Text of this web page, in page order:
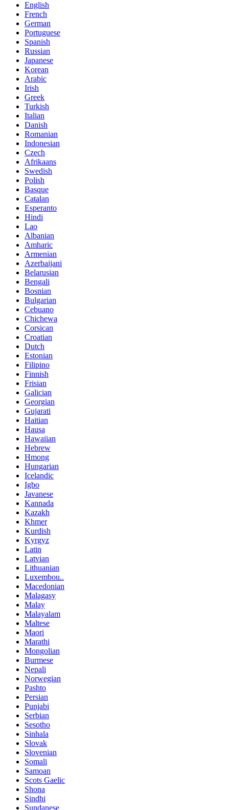
English
French
German
Portuguese
Spanish
Russian
Japanese
Korean
Arabic
Irish
Greek
Turkish
Italian
Danish
Romanian
Indonesian
Czech
Afrikaans
Swedish
Polish
Basque
Catalan
Esperanto
Hindi
Lao
Albanian
Amharic
Armenian
Azerbaijani
Belarusian
Bengali
Bosnian
Bulgarian
Cebuano
Chichewa
Corsican
Croatian
Dutch
Estonian
Filipino
Finnish
Frisian
Galician
Georgian
Gujarati
Haitian
Hausa
Hawaiian
Hebrew
Hmong
Hungarian
Icelandic
Igbo
Javanese
Kannada
Kazakh
Khmer
Kurdish
Kyrgyz
Latin
Latvian
Lithuanian
Luxembou..
Macedonian
Malagasy
Malay
Malayalam
Maltese
Maori
Marathi
Mongolian
Burmese
Nepali
Norwegian
Pashto
Persian
Punjabi
Serbian
Sesotho
Sinhala
Slovak
Slovenian
Somali
Samoan
Scots Gaelic
Shona
Sindhi
Sundanese